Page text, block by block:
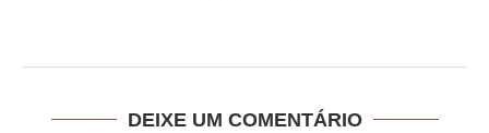
DEIXE UM COMENTÁRIO